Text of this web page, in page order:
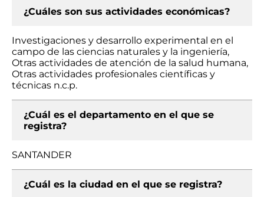
¿Cuáles son sus actividades económicas?
Investigaciones y desarrollo experimental en el
campo de las ciencias naturales y la ingeniería,
Otras actividades de atención de la salud humana,
Otras actividades profesionales científicas y
técnicas n.c.p.
¿Cuál es el departamento en el que se
registra?
SANTANDER
¿Cuál es la ciudad en el que se registra?